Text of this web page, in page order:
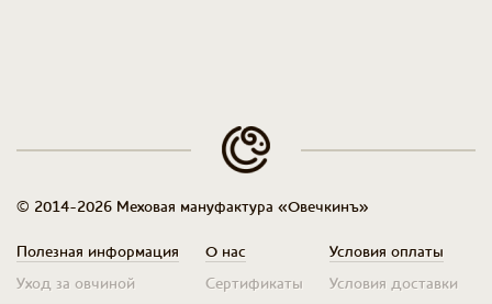
© 2014-2026 Меховая мануфактура «Овечкинъ»
Полезная информация
Уход за овчиной
О нас
Сертификаты
Условия оплаты
Условия доставки